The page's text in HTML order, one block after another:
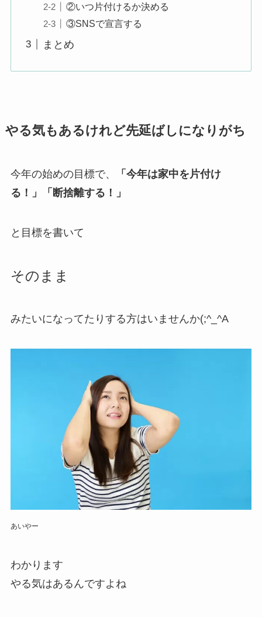
②いつ片付けるか決める
③SNSで宣言する
まとめ
やる気もあるけれど先延ばしになりがち
今年の始めの目標で、
「今年は家中を片付け
る！」「断捨離する！」
と目標を書いて
そのまま
みたいになってたりする方はいませんか(;^_^A
あいやー
わかります
やる気はあるんですよね